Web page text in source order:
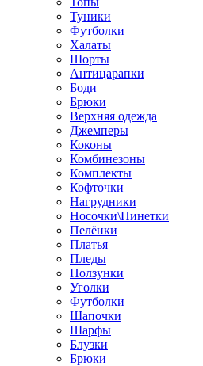
Туники
Футболки
Халаты
Шорты
Антицарапки
Боди
Брюки
Верхняя одежда
Джемперы
Коконы
Комбинезоны
Комплекты
Кофточки
Нагрудники
Носочки\Пинетки
Пелёнки
Платья
Пледы
Ползунки
Уголки
Футболки
Шапочки
Шарфы
Блузки
Брюки